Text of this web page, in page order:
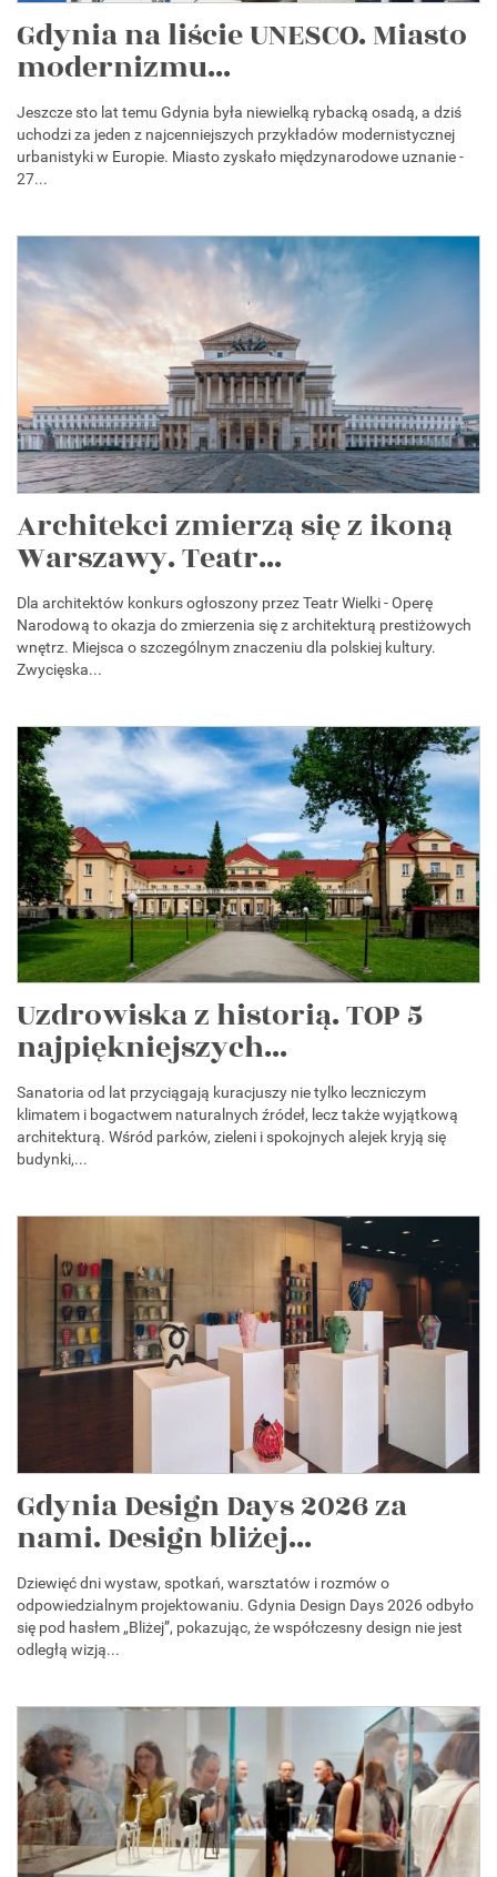
Gdynia na liście UNESCO. Miasto
modernizmu...
Jeszcze sto lat temu Gdynia była niewielką rybacką osadą, a dziś
uchodzi za jeden z najcenniejszych przykładów modernistycznej
urbanistyki w Europie. Miasto zyskało międzynarodowe uznanie -
27...
Architekci zmierzą się z ikoną
Warszawy. Teatr...
Dla architektów konkurs ogłoszony przez Teatr Wielki - Operę
Narodową to okazja do zmierzenia się z architekturą prestiżowych
wnętrz. Miejsca o szczególnym znaczeniu dla polskiej kultury.
Zwycięska...
Uzdrowiska z historią. TOP 5
najpiękniejszych...
Sanatoria od lat przyciągają kuracjuszy nie tylko leczniczym
klimatem i bogactwem naturalnych źródeł, lecz także wyjątkową
architekturą. Wśród parków, zieleni i spokojnych alejek kryją się
budynki,...
Gdynia Design Days 2026 za
nami. Design bliżej...
Dziewięć dni wystaw, spotkań, warsztatów i rozmów o
odpowiedzialnym projektowaniu. Gdynia Design Days 2026 odbyło
się pod hasłem „Bliżej”, pokazując, że współczesny design nie jest
odległą wizją...